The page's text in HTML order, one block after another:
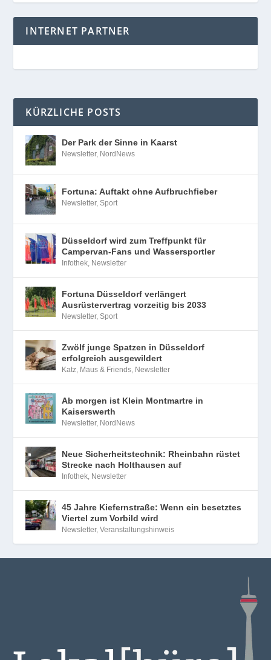
INTERNET PARTNER
KÜRZLICHE POSTS
Der Park der Sinne in Kaarst
Newsletter, NordNews
Fortuna: Auftakt ohne Aufbruchfieber
Newsletter,Sport
Düsseldorf wird zum Treffpunkt für
Campervan-Fans und Wassersportler
Infothek Newsletter
Fortuna Düsseldorf verlängert
Ausrüstervertrag vorzeitig bis 2033
Newsletter,Sport
Zwölf junge Spatzen in Düsseldorf
erfolgreich ausgewildert
Katz, Maus & Friends Newsletter
Ab morgen ist Klein Montmartre in
Kaiserswerth
Newsletter, NordNews
Neue Sicherheitstechnik: Rheinbahn rüstet
Strecke nach Holthausen auf
Infothek Newsletter
45 Jahre Kiefernstraße: Wenn ein besetztes
Viertel zum Vorbild wird
Newsletter,Veranstaltungshinweis